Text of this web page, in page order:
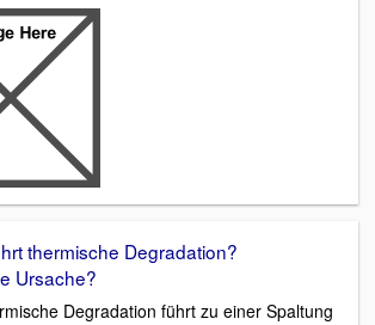
thermische Degradation?
Ursache?
Degradation führt zu einer Spaltung